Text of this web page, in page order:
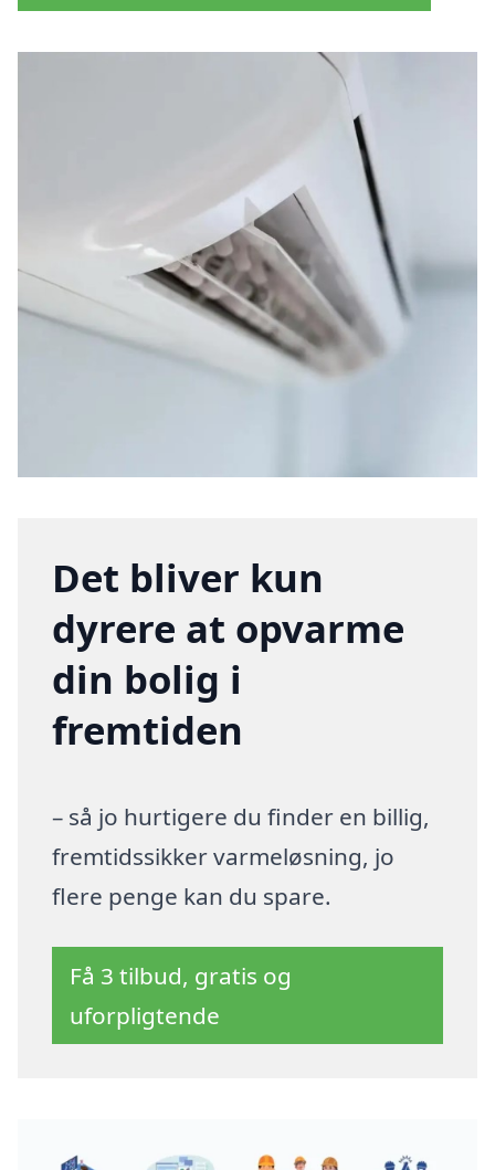
Det bliver kun
dyrere at opvarme
din bolig i
fremtiden
– så jo hurtigere du finder en billig,
fremtidssikker varmeløsning, jo
flere penge kan du spare.
Få 3 tilbud, gratis og
uforpligtende